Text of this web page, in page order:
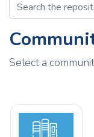
Select a